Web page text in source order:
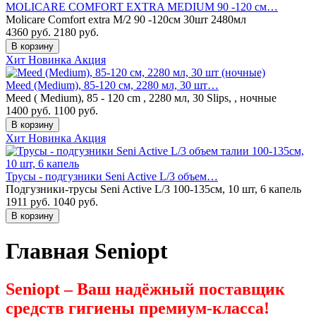
MOLICARE COMFORT EXTRA MEDIUM 90 -120 cм…
Molicare Comfort extra M/2 90 -120cм 30шт 2480мл
4360 руб. 2180 руб.
В корзину
Хит Новинка Акция
Meed (Medium), 85-120 см, 2280 мл, 30 шт…
Meed ( Medium), 85 - 120 cm , 2280 мл, 30 Slips, , ночные
1400 руб. 1100 руб.
В корзину
Хит Новинка Акция
Трусы - подгузники Seni Active L/3 объем…
Подгузники-трусы Seni Active L/3 100-135см, 10 шт, 6 капель
1911 руб. 1040 руб.
В корзину
Главная Seniopt
Seniopt – Ваш надёжный поставщик
средств гигиены премиум-класса!